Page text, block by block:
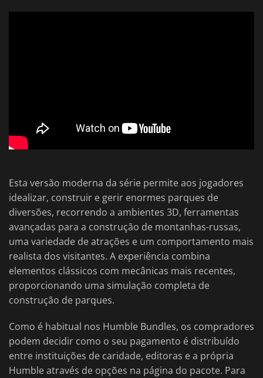
Esta versão moderna da série permite aos jogadores
idealizar, construir e gerir enormes parques de
diversões, recorrendo a ambientes 3D, ferramentas
avançadas para a construção de montanhas-russas,
uma variedade de atrações e um comportamento mais
realista dos visitantes. A experiência combina
elementos clássicos com mecânicas mais recentes,
proporcionando uma simulação completa de
construção de parques.
Como é habitual nos Humble Bundles, os compradores
podem decidir como o seu pagamento é distribuído
entre instituições de caridade, editoras e a própria
Humble através de opções na página do pacote. Para